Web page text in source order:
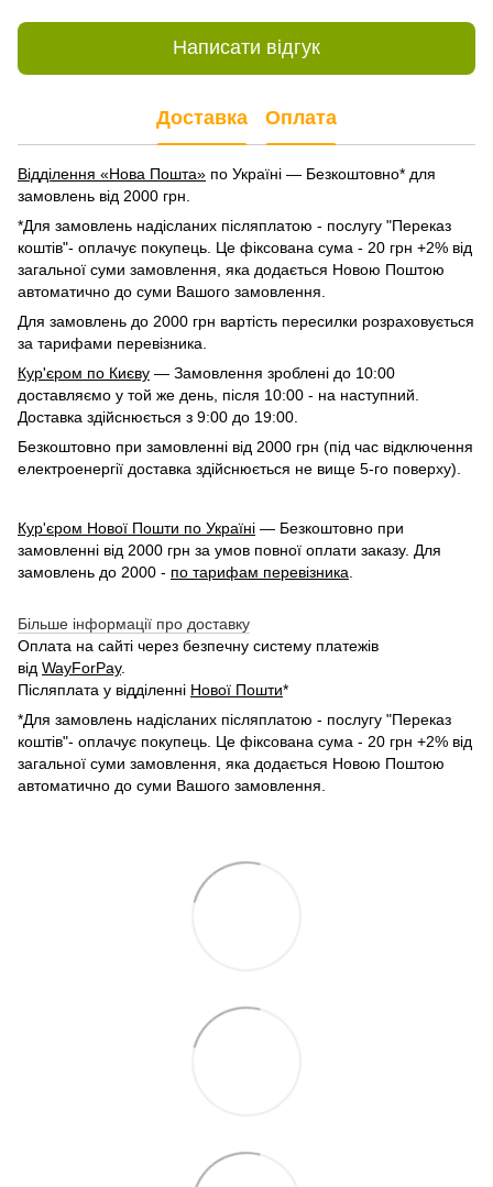
Написати відгук
Доставка Оплата
Відділення «Нова Пошта» по Україні — Безкоштовно* для
замовлень від 2000 грн.
*Для замовлень надісланих післяплатою - послугу "Переказ
коштів"- оплачує покупець. Це фіксована сума - 20 грн +2% від
загальної суми замовлення, яка додається Новою Поштою
автоматично до суми Вашого замовлення.
Для замовлень до 2000 грн вартість пересилки розраховується
за тарифами перевізника.
Кур'єром по Києву — Замовлення зроблені до 10:00
доставляємо у той же день, після 10:00 - на наступний.
Доставка здійснюється з 9:00 до 19:00.
Безкоштовно при замовленні від 2000 грн (під час відключення
електроенергії доставка здійснюється не вище 5-го поверху).
Кур'єром Нової Пошти по Україні — Безкоштовно при
замовленні від 2000 грн за умов повної оплати заказу. Для
замовлень до 2000 - по тарифам перевізника
Більше інформації про доставку
Оплата на сайті через безпечну систему платежів
від WayForPay.
Післяплата у відділенні Нової Пошти*
*Для замовлень надісланих післяплатою - послугу "Переказ
коштів"- оплачує покупець. Це фіксована сума - 20 грн +2% від
загальної суми замовлення, яка додається Новою Поштою
автоматично до суми Вашого замовлення.